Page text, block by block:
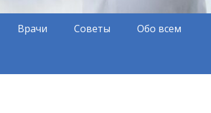
Врачи Советы Обо всем